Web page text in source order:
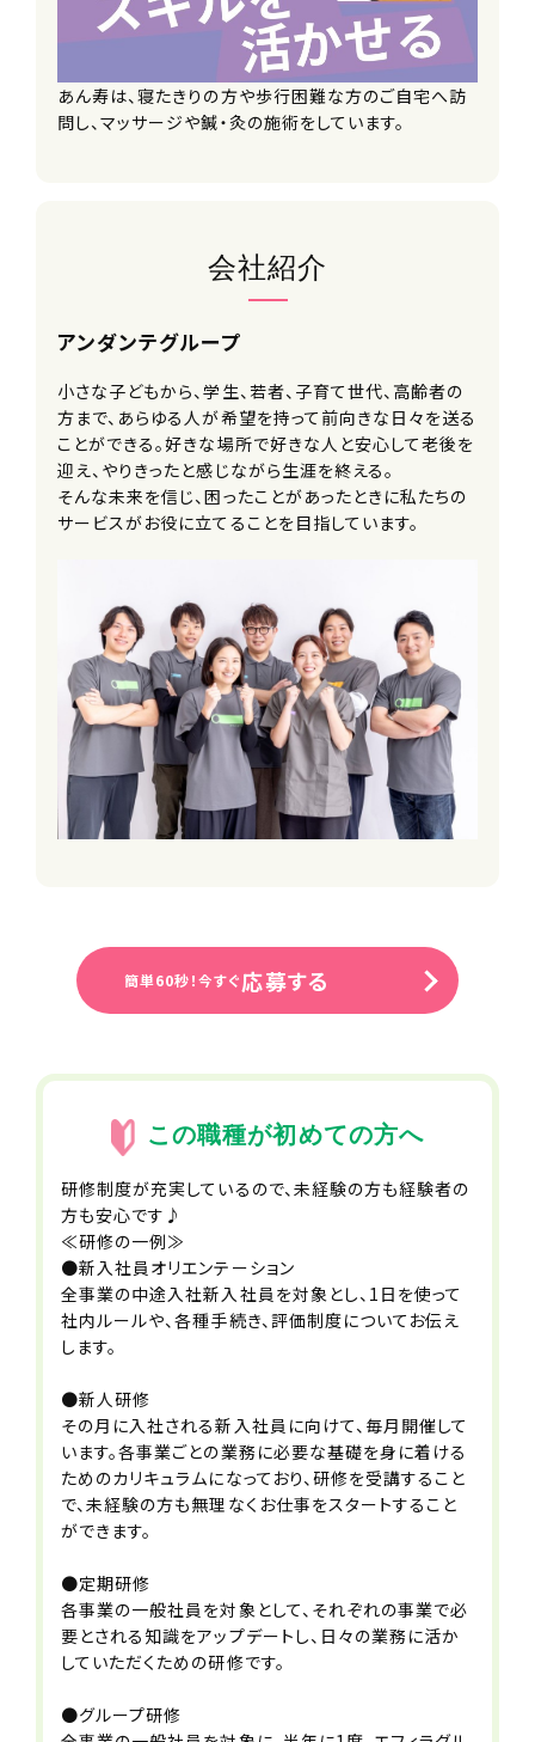
事業所名
訪問リハビリマッサージ あん寿 戸塚
手当
・交通費
・永年勤続手当
賃金の締め・支払い日
月末締め翌月28日支払い
正社員
勤務時間（勤務体系）
9時00分〜18時00分
実働8時間程度／シフト制（休憩60分）
※1ヶ月単位の変形労働時間制（平均
週40時間）
待遇・福利厚生
■車・バイク通勤可
※ガソリン代・駐車場補助あり（自社駐
車場無）
■副業可
※エフィラグループでは、年間約300回
の研修が開催されています
■資格取得支援制度
■キャリアコース選択制度
■社内公募制度
■選択型人事制度(FA制度)
※個々の生活スタイルややりたいことに
合わせて転籍できます
■家族利用手当
■サークル活動支援制度
■スポーツ観戦チケット配布
■社員紹介制度
■永年勤続手当
■退職金制度
■結婚・出産祝い金
※一部時間無料対象外・空きがない場
合あり
■バレンタイン・お歳暮・お中元等贈り
物禁止ルール
■職場相談窓口
あん寿は、寝たきりの方や歩行困難な方のご自宅へ訪
問し、マッサージや鍼・灸の施術をしています。
会社紹介
アンダンテグループ
小さな子どもから、学生、若者、子育て世代、高齢者の
方まで、あらゆる人が希望を持って前向きな日々を送る
ことができる。好きな場所で好きな人と安心して老後を
迎え、やりきったと感じながら生涯を終える。
そんな未来を信じ、困ったことがあったときに私たちの
サービスがお役に立てることを目指しています。
簡単60秒！今すぐ応募する
この職種が初めての方へ
研修制度が充実しているので、未経験の方も経験者の
方も安心です♪
≪研修の一例≫
●新入社員オリエンテーション
全事業の中途入社新入社員を対象とし、1日を使って
社内ルールや、各種手続き、評価制度についてお伝え
します。
●新人研修
その月に入社される新入社員に向けて、毎月開催して
います。各事業ごとの業務に必要な基礎を身に着ける
ためのカリキュラムになっており、研修を受講すること
で、未経験の方も無理なくお仕事をスタートすること
ができます。
●定期研修
各事業の一般社員を対象として、それぞれの事業で必
要とされる知識をアップデートし、日々の業務に活か
していただくための研修です。
●グループ研修